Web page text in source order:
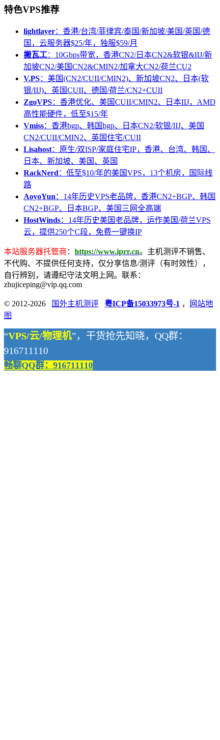
特色VPS推荐
lightlayer：香港/台湾/菲律宾/泰国/新加坡/美国/英国/德
国，云服务器$25/年，独服$59/月
搬瓦工：10Gbps带宽，香港CN2/日本CN2&软银&IIJ/新
加坡CN2/美国CN2&CMIN2/加拿大CN2/荷兰CU2
V.PS：美国(CN2/CUII/CMIN2)、新加坡CN2、日本(软
银/IIJ)、英国CUII、德国/荷兰/CN2+CUII
ZgoVPS：香港优化、美国CUII/CMIN2、日本IIJ，AMD
高性能硬件，低至$15/年
Vmiss：香港bgp、韩国bgp、日本CN2/软银/IIJ、美国
CN2/CUII/CMIN2、英国住宅/CUII
Lisahost：原生/双ISP/家庭住宅IP，香港、台湾、韩国、
日本、新加坡、美国、英国
RackNerd ：低至$10/年的美国VPS，13个机房，国际线
路
AoyoYun ：14年历史VPS老品牌，香港CN2+BGP、韩国
CN2+BGP、日本BGP、美国三网全高端
HostWinds：14年历史美国老品牌，运作美国/荷兰VPS
云，提供250个C段，免费一键换IP
本站服务器托管商 ： https://www.iprr.cn。主机测评不销售、
不代购、不提供任何支持，仅分享信息/测评（有时效性），
自行辨别，请遵纪守法文明上网。联系：
zhujiceping@vip.qq.com
© 2012-2026 国外主机测评 粤ICP备15033973号-1 ，
网站地
图
“VPS/云/物理机”，干货抢先知晓，QQ群：
916711110
畅聊QQ群：916711110